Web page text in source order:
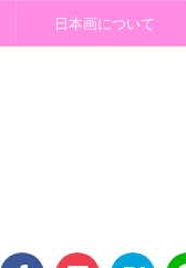
日本画について